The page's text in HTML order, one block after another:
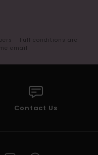
- Full conditions are
email
Contact Us